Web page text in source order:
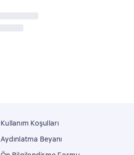
Kullanım Koşulları
Aydınlatma Beyanı